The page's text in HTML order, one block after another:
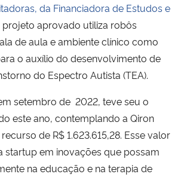
da Financiadora de Estudos e
projeto aprovado utiliza robôs
de aula e ambiente clínico como
o auxílio do desenvolvimento de
do Espectro Autista (TEA).
setembro de 2022, teve seu o
este ano, contemplando a Qiron
de R$ 1.623.615,28. Esse valor
startup em inovações que possam
na educação e na terapia de